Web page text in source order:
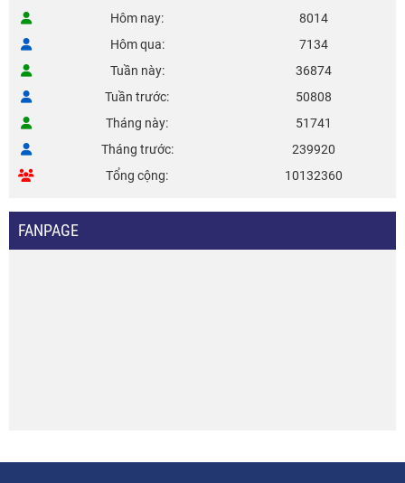
Hôm nay
8014
Hôm qua
7134
Tuần này
36874
Tuần trước
50808
Tháng này
51741
Tháng trước
239920
Tổng cộng
10132360
FANPAGE